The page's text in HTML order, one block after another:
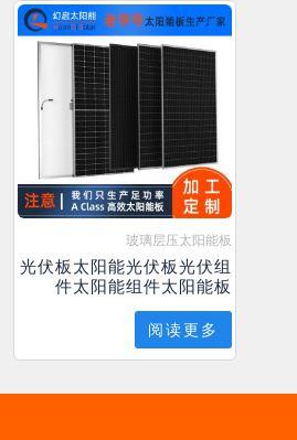
玻璃层压太阳能板
光伏板太阳能光伏板光伏组
件太阳能组件太阳能板
阅读更多